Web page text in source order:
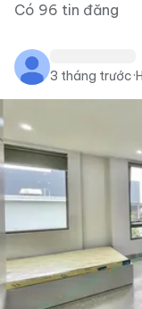
Có 96 tin đăng
3 tháng trước·